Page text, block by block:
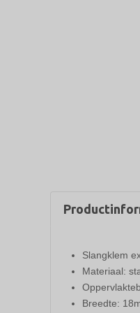
Slangklem
Materiaal:
Breedte: